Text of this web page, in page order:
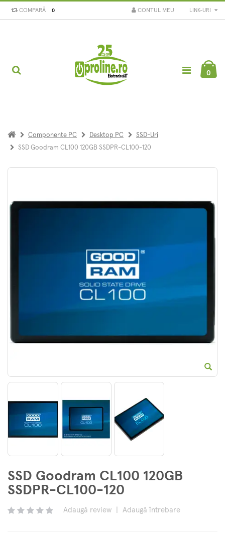
COMPARĂ 0 LINK-URI
CONTUL MEU
0
Componente PC Desktop PC
SSD-Uri
SSD Goodram CL100 120GB SSDPR-CL100-120
SSD Goodram CL100 120GB
SSDPR-CL100-120
Adaugă review Adaugă întrebare